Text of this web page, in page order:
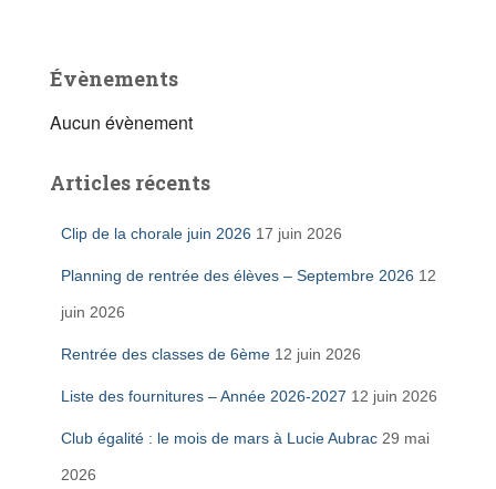
Évènements
Aucun évènement
Articles récents
Clip de la chorale juin 2026 17 juin 2026
Planning de rentrée des élèves – Septembre 2026 12
juin 2026
Rentrée des classes de 6ème 12 juin 2026
Liste des fournitures – Année 2026-2027 12 juin 2026
Club égalité : le mois de mars à Lucie Aubrac 29 mai
2026